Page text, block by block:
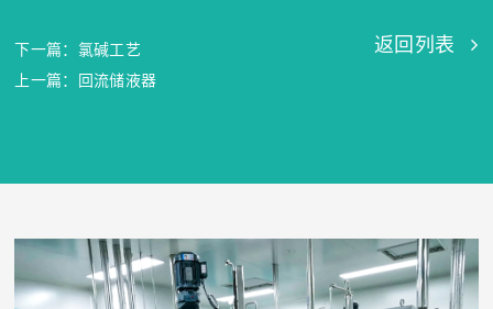
下一篇：氯碱工艺
上一篇：回流储液器
返回列表